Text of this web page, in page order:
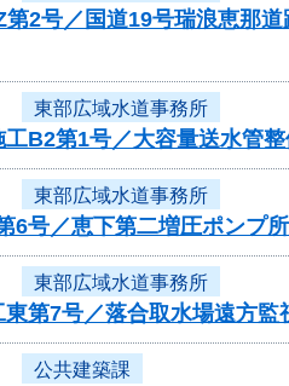
第2号／国道19号瑞浪恵
東部広域水道事務所
工B2第1号／大容量送水
東部広域水道事務所
6号／恵下第二増圧ポンプ
東部広域水道事務所
東第7号／落合取水場遠方監
公共建築課